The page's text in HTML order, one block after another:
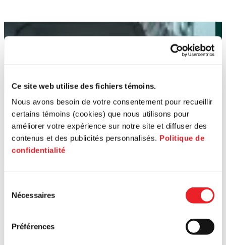
Ce site web utilise des fichiers témoins.
Nous avons besoin de votre consentement pour recueillir
certains témoins (cookies) que nous utilisons pour
améliorer votre expérience sur notre site et diffuser des
contenus et des publicités personnalisés. Politique de
confidentialité
Nécessaires
Préférences